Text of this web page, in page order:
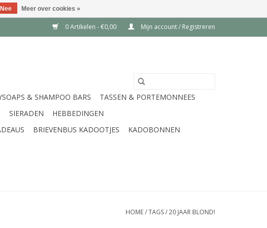
0 Artikelen - €0,00 Mijn account / Registreren
& SHAMPOO BARS
TASSEN & PORTEMONNEES
SIERADEN
HEBBEDINGEN
BRIEVENBUS KADOOTJES
KADOBONNEN
HOME/TAGS/20 JAAR BLOND!
Nee Meer over cookies »